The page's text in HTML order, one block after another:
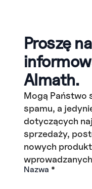
Proszę
Almath.
Mogą Państwo
spamu, a
dotyczących
sprzedaży,
nowych
Nazwa *